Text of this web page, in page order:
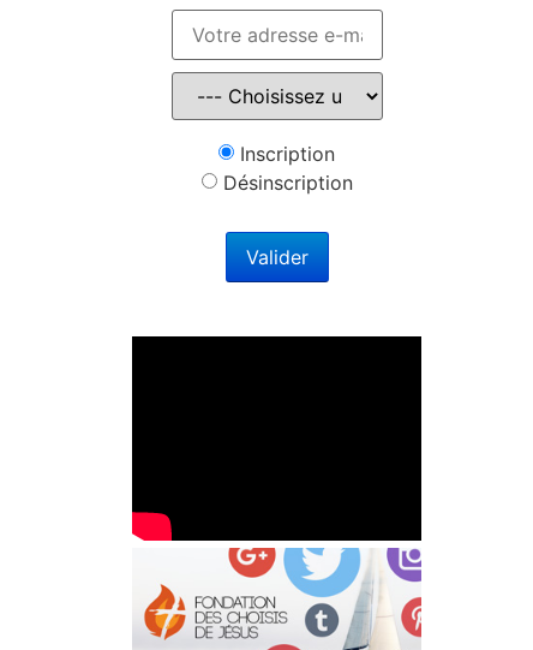
Inscription
Désinscription